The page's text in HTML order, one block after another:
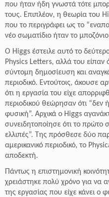
που ήταν ήδη γνωστά τότε
τους. Επιπλέον, η θεωρία του
που το περιγράφει ως το
νέο σωματίδιο ήταν το
Ο Higgs έστειλε αυτό το
Physics Letters, αλλά του είπαν
σύντομη δημοσίευση και
περιοδικό. Εντούτοις, άκουσε
ότι η εργασία του είχε
περιοδικού θεώρησαν ότι
φυσική”. Αρχικά ο Higgs
συνειδητοποίησε ότι το πρώτο
ελλιπές”. Της πρόσθεσε δύο
αμερικανικό περιοδικό, το
αποδεκτή.
Πάντως η επιστημονική
χρειάστηκε πολύ χρόνο για να
της εργασίας που είχε κάνει ο